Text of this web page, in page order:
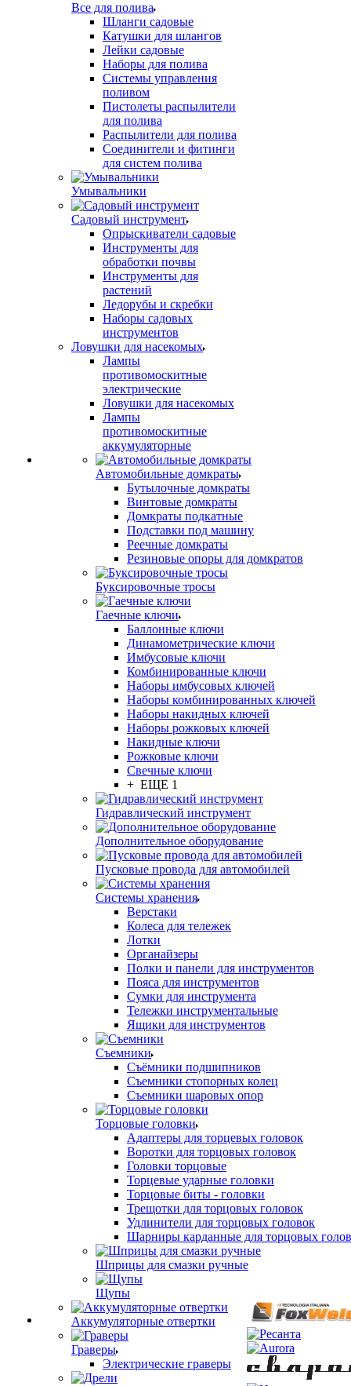
Все для полива
Шланги садовые
Катушки для шлангов
Лейки садовые
Наборы для полива
Системы управления
поливом
Пистолеты распылители
для полива
Распылители для полива
Соединители и фитинги
для систем полива
Умывальники
Садовый инструмент
Опрыскиватели садовые
Инструменты для
обработки почвы
Инструменты для
растений
Ледорубы и скребки
Наборы садовых
инструментов
Ловушки для насекомых
Лампы
противомоскитные
электрические
Ловушки для насекомых
Лампы
противомоскитные
аккумуляторные
Автомобильные домкраты
Бутылочные домкраты
Винтовые домкраты
Домкраты подкатные
Подставки под машину
Реечные домкраты
Резиновые опоры для домкратов
Буксировочные тросы
Гаечные ключи
Баллонные ключи
Динамометрические ключи
Имбусовые ключи
Комбинированные ключи
Наборы имбусовых ключей
Наборы комбинированных ключей
Наборы накидных ключей
Наборы рожковых ключей
Накидные ключи
Рожковые ключи
Свечные ключи
+ ЕЩЕ 1
Гидравлический инструмент
Дополнительное оборудование
Пусковые провода для автомобилей
Системы хранения
Верстаки
Колеса для тележек
Лотки
Органайзеры
Полки и панели для инструментов
Пояса для инструментов
Сумки для инструмента
Тележки инструментальные
Ящики для инструментов
Съемники
Съёмники подшипников
Съемники стопорных колец
Съемники шаровых опор
Торцовые головки
Адаптеры для торцевых головок
Воротки для торцовых головок
Головки торцовые
Торцевые ударные головки
Торцовые биты - головки
Трещотки для торцовых головок
Удлинители для торцовых головок
Шарниры карданные для торцовых
Шприцы для смазки ручные
Щупы
Аккумуляторные отвертки
Граверы
Электрические граверы